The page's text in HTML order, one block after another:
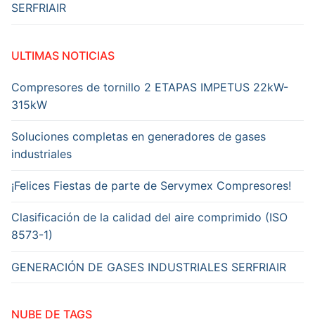
SERFRIAIR
ULTIMAS NOTICIAS
Compresores de tornillo 2 ETAPAS IMPETUS 22kW-
315kW
Soluciones completas en generadores de gases
industriales
¡Felices Fiestas de parte de Servymex Compresores!
Clasificación de la calidad del aire comprimido (ISO
8573-1)
GENERACIÓN DE GASES INDUSTRIALES SERFRIAIR
NUBE DE TAGS